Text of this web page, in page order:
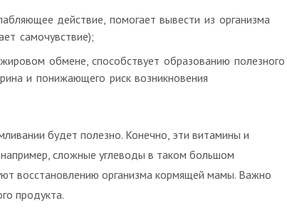
действие, помогает вывести из организма
самочувствие);
обмене, способствует образованию полезного
и понижающего риск возникновения
будет полезно. Конечно, эти витамины и
сложные углеводы в таком большом
восстановлению организма кормящей мамы. Важно
продукта.